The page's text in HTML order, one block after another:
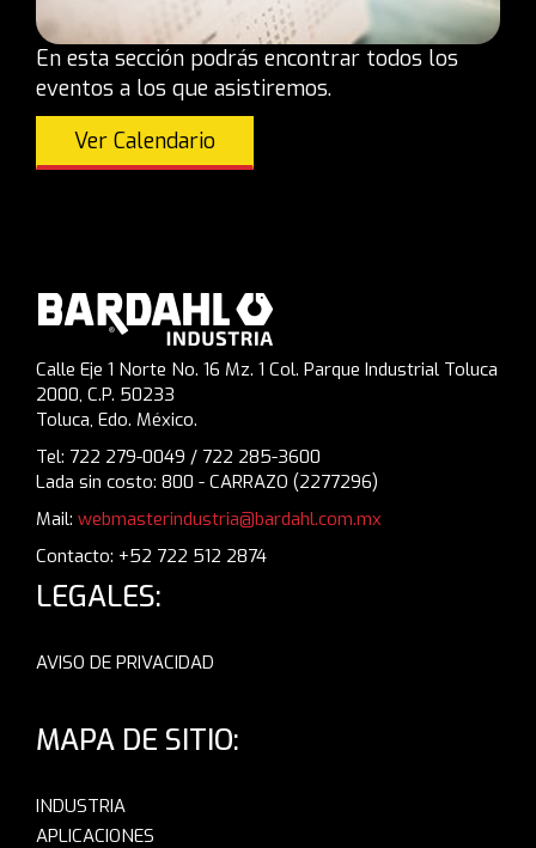
En esta sección podrás encontrar todos los
eventos a los que asistiremos.
Ver Calendario
Calle Eje 1 Norte No. 16 Mz. 1 Col. Parque Industrial Toluca
2000, C.P. 50233
Toluca, Edo. México.
Tel: 722 279-0049 / 722 285-3600
Lada sin costo: 800 - CARRAZO (2277296)
Mail: webmasterindustria@bardahl.com.mx
Contacto: +52 722 512 2874
LEGALES:
AVISO DE PRIVACIDAD
MAPA DE SITIO:
INDUSTRIA
APLICACIONES